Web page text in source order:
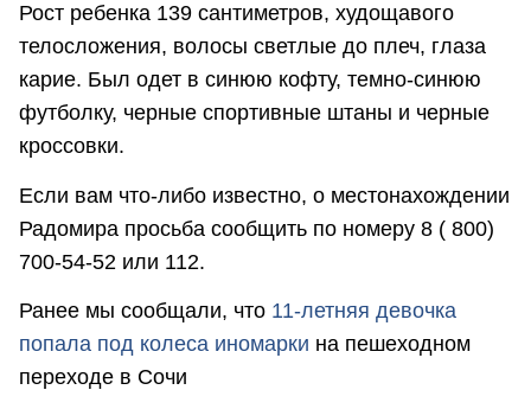
Рост ребенка 139 сантиметров, худощавого
телосложения, волосы светлые до плеч, глаза
карие. Был одет в синюю кофту, темно-синюю
футболку, черные спортивные штаны и черные
кроссовки.
Если вам что-либо известно, о местонахождении
Радомира просьба сообщить по номеру 8 ( 800)
700-54-52 или 112.
Ранее мы сообщали, что 11-летняя девочка
попала под колеса иномарки на пешеходном
переходе в Сочи